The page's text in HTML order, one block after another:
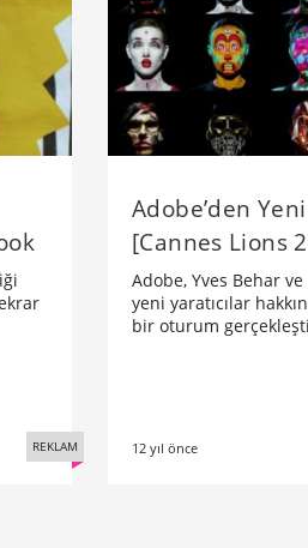
REKLAM
Adobe’den
[Cannes Lions
Adobe, Yves Behar ve
yeni yaratıcılar
bir oturum
12 yıl önce